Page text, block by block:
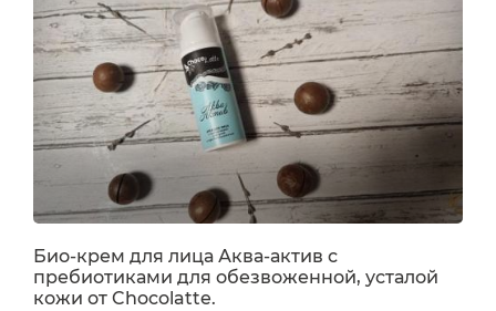
водородный ночной крем для лица от
HYDONНочной крем находится в стильной
картонной коробке белого цвета с
металлическими элементами...
Био-крем для лица Аква-актив с
пребиотиками для обезвоженной, усталой
кожи от Chocolatte.